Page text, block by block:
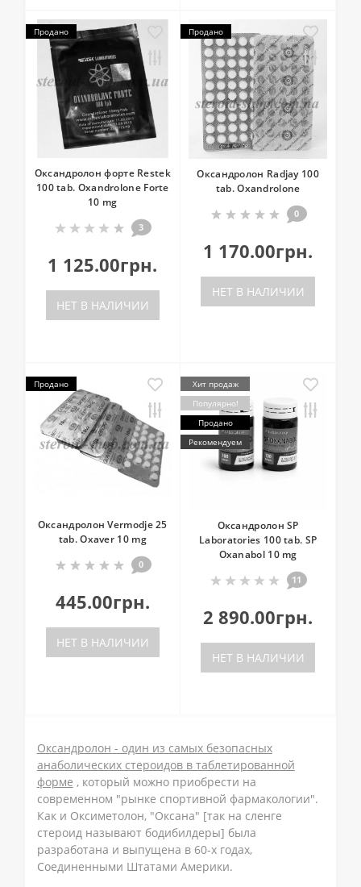
Продано
Оксандролон форте Restek
100 tab. Oxandrolone Forte
10 mg
3
1 125.00грн.
НЕТ В НАЛИЧИИ
Продано
Оксандролон Radjay 100
tab. Oxandrolone
0
1 170.00грн.
НЕТ В НАЛИЧИИ
Продано
Оксандролон Vermodje 25
tab. Oxaver 10 mg
0
445.00грн.
НЕТ В НАЛИЧИИ
Хит продаж
Популярно!
Продано
Рекомендуем
Оксандролон SP
Laboratories 100 tab. SP
Oxanabol 10 mg
11
2 890.00грн.
НЕТ В НАЛИЧИИ
Оксандролон - один из самых безопасных
анаболических стероидов в таблетированной
форме , который можно приобрести на
современном "рынке спортивной фармакологии".
Как и Оксиметолон, "Оксана" [так на сленге
стероид называют бодибилдеры] была
разработана и выпущена в 60-х годах,
Соединенными Штатами Америки.